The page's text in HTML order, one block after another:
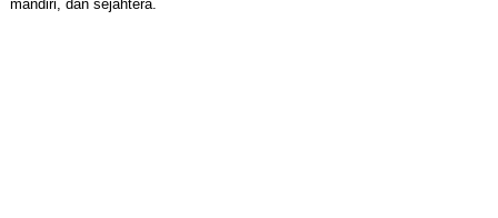
mandiri, dan sejahtera.